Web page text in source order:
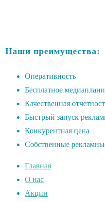
Наши преимущества:
Оперативность
Бесплатное
Качественная
Быстрый запуск
Конкурентная цена
Собственные
Главная
О нас
Акции